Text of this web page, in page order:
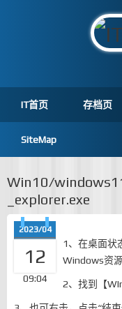
IT首页 存档页
SiteMap
Win10/
_explorer.exe
2023/04
12
09:04
1、在桌面状
Windows资源
2、找到【